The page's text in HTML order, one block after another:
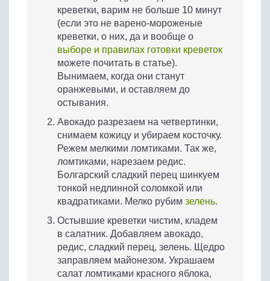
креветки, варим не больше 10 минут
(если это не варено-мороженые
креветки, о них, да и вообще о
выборе и правилах готовки креветок
можете почитать в статье).
Вынимаем, когда они станут
оранжевыми, и оставляем до
остывания.
Авокадо разрезаем на четвертинки,
снимаем кожицу и убираем косточку.
Режем мелкими ломтиками. Так же,
ломтиками, нарезаем редис.
Болгарский сладкий перец шинкуем
тонкой недлинной соломкой или
квадратиками. Мелко рубим зелень.
Остывшие креветки чистим, кладем
в салатник. Добавляем авокадо,
редис, сладкий перец, зелень. Щедро
заправляем майонезом. Украшаем
салат ломтиками красного яблока,